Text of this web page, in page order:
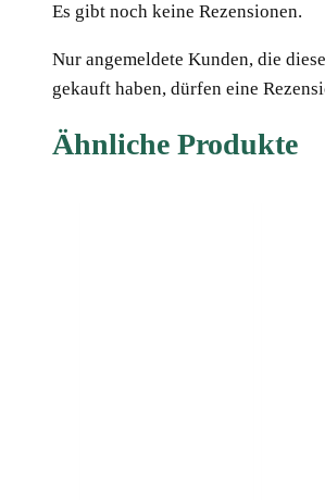
Es gibt noch keine Rezensionen.
Nur angemeldete Kunden, die
gekauft haben, dürfen eine
Ähnliche Produkte